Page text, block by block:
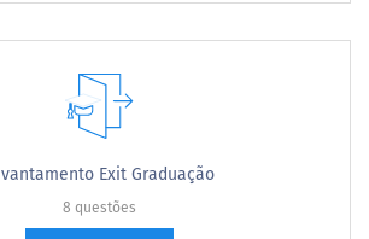
Exit Graduação
8 questões